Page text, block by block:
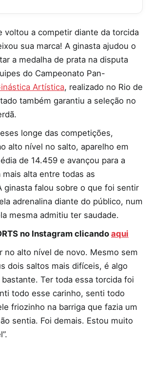
voltou a competir diante da torcida
sua marca! A ginasta ajudou o
a medalha de prata na disputa
do Campeonato Pan-
Artística, realizado no Rio de
também garantiu a seleção no
longe das competições,
alto nível no salto, aparelho em
de 14.459 e avançou para a
alta entre todas as
ginasta falou sobre o que foi sentir
adrenalina diante do público, num
mesma admitiu ter saudade.
no Instagram clicando aqui
no alto nível de novo. Mesmo sem
dois saltos mais difíceis, é algo
Ter toda essa torcida foi
todo esse carinho, senti todo
friozinho na barriga que fazia um
sentia. Foi demais. Estou muito